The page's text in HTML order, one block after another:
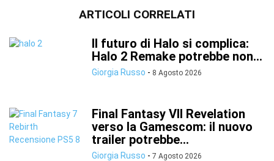
ARTICOLI CORRELATI
Il futuro di Halo si complica:
Halo 2 Remake potrebbe non...
Giorgia Russo - 8 Agosto 2026
Final Fantasy VII Revelation
verso la Gamescom: il nuovo
trailer potrebbe...
Giorgia Russo - 7 Agosto 2026